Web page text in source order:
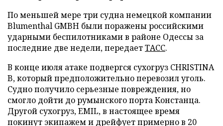
По меньшей мере три судна немецкой компании
Blumenthal GMBH были поражены российскими
ударными беспилотниками в районе Одессы за
последние две недели, передаетТАСС.
В конце июля атаке подвергся сухогруз CHRISTINA
B, который предположительно перевозил уголь.
Судно получило серьезные повреждения, но
смогло дойти до румынского порта Констанца.
Другой сухогруз, EMIL, в настоящее время
покинут экипажем и дрейфует примерно в 20